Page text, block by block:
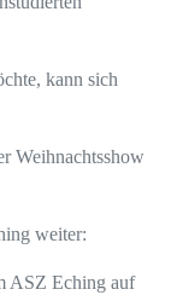
kann sich
Weihnachtsshow
weiter:
ASZ Eching auf